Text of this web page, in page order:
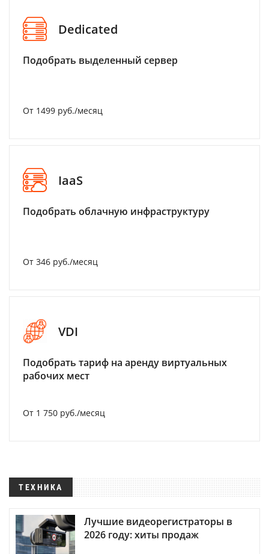
Dedicated
Подобрать выделенный сервер
От 1499 руб./месяц
IaaS
Подобрать облачную инфраструктуру
От 346 руб./месяц
VDI
Подобрать тариф на аренду виртуальных
рабочих мест
От 1 750 руб./месяц
ТЕХНИКА
Лучшие видеорегистраторы в
2026 году: хиты продаж